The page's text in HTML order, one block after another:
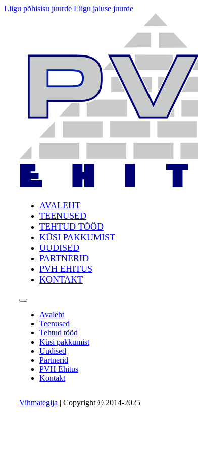
Liigu põhisisu juurde Liigu jaluse juurde
AVALEHT
TEENUSED
TEHTUD TÖÖD
KÜSI PAKKUMIST
UUDISED
PARTNERID
PVH EHITUS
KONTAKT
Avaleht
Teenused
Tehtud tööd
Küsi pakkumist
Uudised
Partnerid
PVH Ehitus
Kontakt
Vihmategija | Copyright © 2014-2025